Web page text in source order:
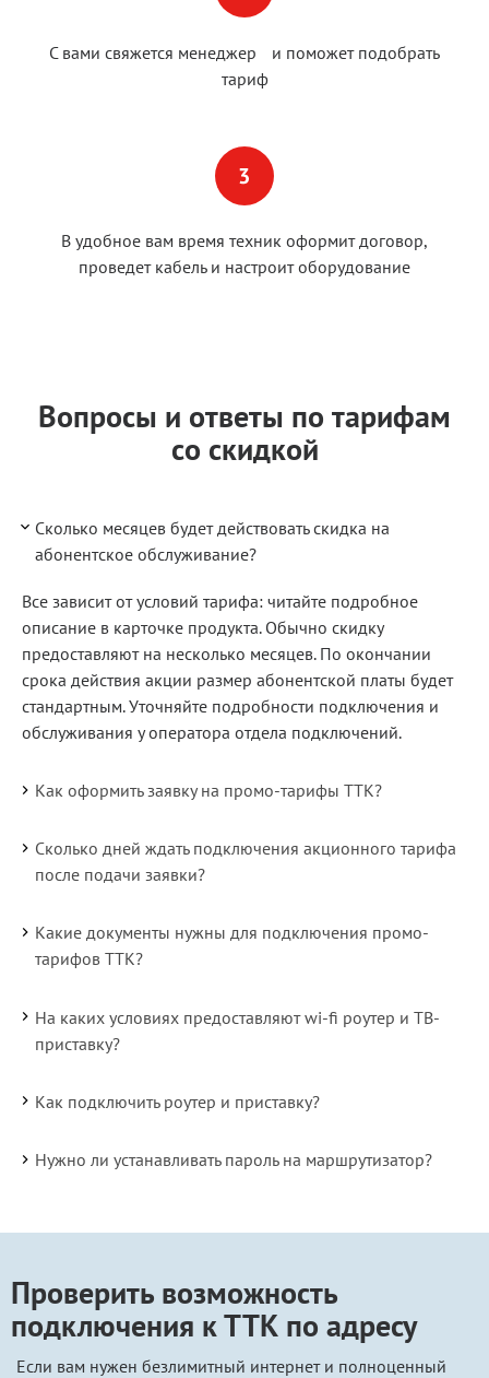
С вами свяжется менеджер и поможет подобрать
тариф
В удобное вам время техник оформит договор,
проведет кабель и настроит оборудование
Вопросы и ответы по тарифам
со скидкой
Сколько месяцев будет действовать скидка на
абонентское обслуживание?
Все зависит от условий тарифа: читайте подробное
описание в карточке продукта. Обычно скидку
предоставляют на несколько месяцев. По окончании
срока действия акции размер абонентской платы будет
стандартным. Уточняйте подробности подключения и
обслуживания у оператора отдела подключений.
Как оформить заявку на промо-тарифы ТТК?
Сколько дней ждать подключения акционного тарифа
после подачи заявки?
Какие документы нужны для подключения промо-
тарифов ТТК?
На каких условиях предоставляют wi-fi роутер и ТВ-
приставку?
Как подключить роутер и приставку?
Нужно ли устанавливать пароль на маршрутизатор?
Проверить возможность
подключения к ТТК по адресу
Если вам нужен безлимитный интернет и полноценный